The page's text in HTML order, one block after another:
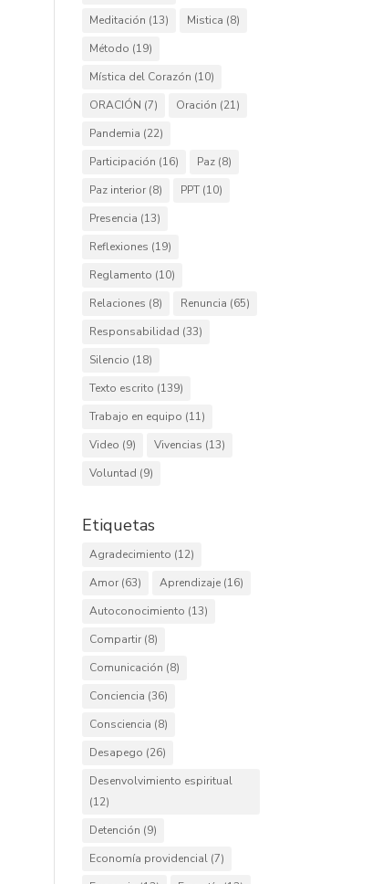
Meditación (13) Mistica (8)
Método (19)
Mística del Corazón (10)
ORACIÓN (7) Oración (21)
Pandemia (22)
Participación (16) Paz (8)
Paz interior (8) PPT (10)
Presencia (13)
Reflexiones (19)
Reglamento (10)
Relaciones (8) Renuncia (65)
Responsabilidad (33)
Silencio (18)
Texto escrito (139)
Trabajo en equipo (11)
Video (9) Vivencias (13)
Voluntad (9)
Etiquetas
Agradecimiento (12)
Amor (63) Aprendizaje (16)
Autoconocimiento (13)
Compartir (8)
Comunicación (8)
Conciencia (36)
Consciencia (8)
Desapego (26)
Desenvolvimiento espiritual
(12)
Detención (9)
Economía providencial (7)